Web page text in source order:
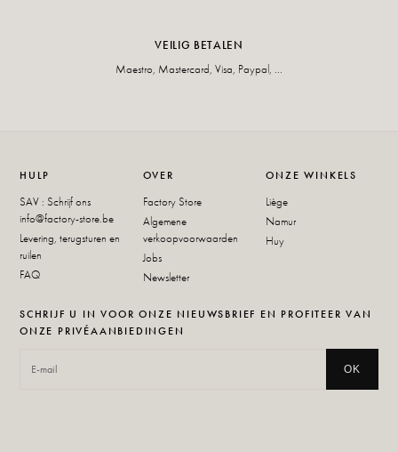
VEILIG BETALEN
Maestro, Mastercard, Visa, Paypal, ...
HULP
SAV : Schrijf ons
info@factory-store.be
Levering, terugsturen en
ruilen
FAQ
OVER
Factory Store
Algemene
verkoopvoorwaarden
Jobs
Newsletter
ONZE WINKELS
Liège
Namur
Huy
SCHRIJF U IN VOOR ONZE NIEUWSBRIEF EN PROFITEER VAN
ONZE PRIVÉAANBIEDINGEN
OK